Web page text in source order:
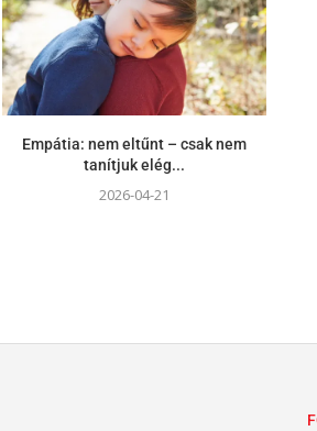
Empátia: nem eltűnt – csak nem
tanítjuk elég...
2026-04-21